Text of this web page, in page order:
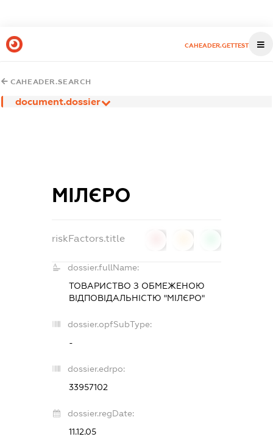
CAHEADER.GETTEST
CAHEADER.SEARCH
document.dossier
МІЛЄРО
riskFactors.title
dossier.fullName:
ТОВАРИСТВО З ОБМЕЖЕНОЮ
ВІДПОВІДАЛЬНІСТЮ "МІЛЄРО"
dossier.opfSubType:
-
dossier.edrpo:
33957102
dossier.regDate:
11.12.05